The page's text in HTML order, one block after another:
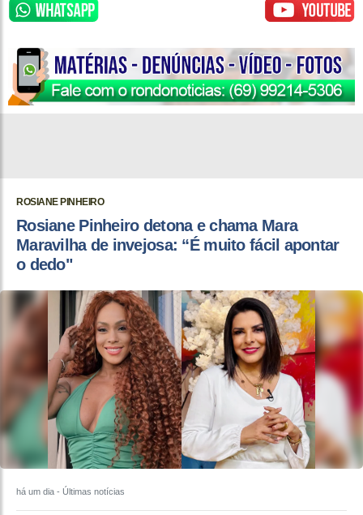
ROSIANE PINHEIRO
Rosiane Pinheiro detona e chama Mara
Maravilha de invejosa: “É muito fácil apontar
o dedo"
há um dia - Últimas notícias